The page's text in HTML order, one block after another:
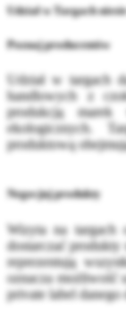
Udział w Targach
Poznaj producentów
Udział w targach
handlowych z
produkcją marek
ekologicznych.
produktową
Negocjuj produkty
Wizyta na targach
dostarczać
reprezentują
oznacza możliwość
private label danego